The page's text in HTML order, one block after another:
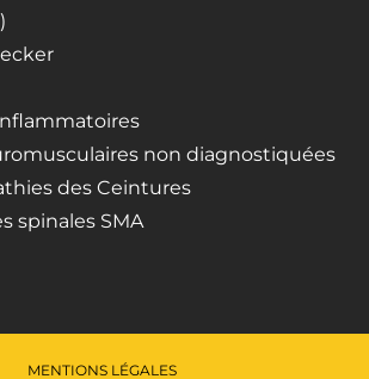
non diagnostiquées
des Ceintures
spinales SMA
MENTIONS LÉGALES